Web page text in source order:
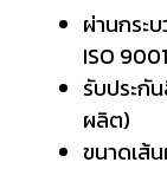
ผ่านกระ
ISO
รับประกั
ผลิต)
ขนาดเส้